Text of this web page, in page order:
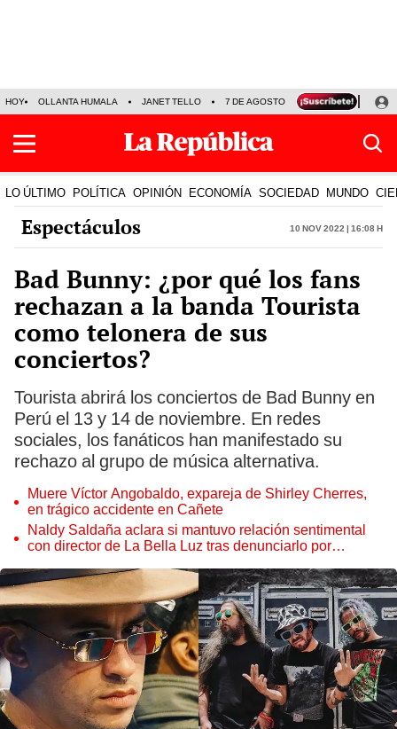
HOY OLLANTA HUMALA JANET TELLO 7 DE AGOSTO TINKA RESULTADOS
LO ÚLTIMO POLÍTICA OPINIÓN ECONOMÍA SOCIEDAD MUNDO
Espectáculos 10 Nov 2022 | 16:08 h
Bad Bunny: ¿por qué los fans
rechazan a la banda Tourista
como telonera de sus
conciertos?
Tourista abrirá los conciertos de Bad Bunny en
Perú el 13 y 14 de noviembre. En redes
sociales, los fanáticos han manifestado su
rechazo al grupo de música alternativa.
Muere Víctor Angobaldo, expareja de Shirley Cherres,
en trágico accidente en Cañete
Naldy Saldaña aclara si mantuvo relación sentimental
con director de La Bella Luz tras denunciarlo por